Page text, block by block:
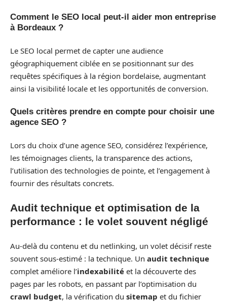
Comment le SEO local peut-il aider mon entreprise
à Bordeaux ?
Le SEO local permet de capter une audience
géographiquement ciblée en se positionnant sur des
requêtes spécifiques à la région bordelaise, augmentant
ainsi la visibilité locale et les opportunités de conversion.
Quels critères prendre en compte pour choisir une
agence SEO ?
Lors du choix d’une agence SEO, considérez l’expérience,
les témoignages clients, la transparence des actions,
l’utilisation des technologies de pointe, et l’engagement à
fournir des résultats concrets.
Audit technique et optimisation de la
performance : le volet souvent négligé
Au-delà du contenu et du netlinking, un volet décisif reste
souvent sous-estimé : la technique. Un audit technique
complet améliore l’indexabilité et la découverte des
pages par les robots, en passant par l’optimisation du
crawl budget, la vérification du sitemap et du fichier